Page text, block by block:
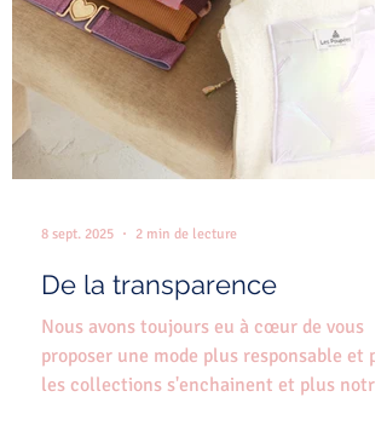
De la transparence
Nous avons toujours eu à cœur de vous
proposer une mode plus responsable et
les collections s'enchainent et plus notre
8 sept. 2025 2 min de lecture